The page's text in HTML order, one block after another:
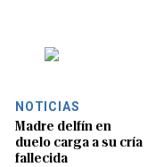
NOTICIAS
Madre delfín en
duelo carga a su cría
fallecida